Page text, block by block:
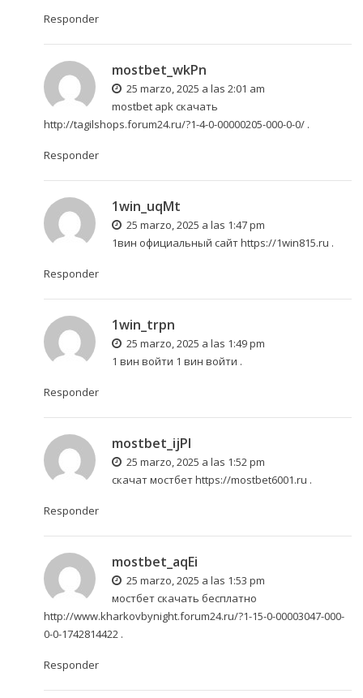
Responder
mostbet_wkPn
25 marzo, 2025 a las 2:01 am
mostbet apk скачать
http://tagilshops.forum24.ru/?1-4-0-00000205-000-0-0/.
Responder
1win_uqMt
25 marzo, 2025 a las 1:47 pm
1вин официальный сайтhttps://1win815.ru .
Responder
1win_trpn
25 marzo, 2025 a las 1:49 pm
1 вин войти 1 вин войти .
Responder
mostbet_ijPl
25 marzo, 2025 a las 1:52 pm
скачат мостбетhttps://mostbet6001.ru .
Responder
mostbet_aqEi
25 marzo, 2025 a las 1:53 pm
мостбет скачать бесплатно
http://www.kharkovbynight.forum24.ru/?1-15-0-00003047-000-
0-0-1742814422.
Responder